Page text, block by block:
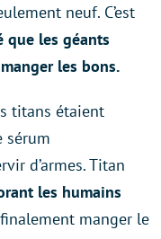
neuf. C’est
les géants
les bons.
titans étaient
sérum
d’armes. Titan
les humains
manger le